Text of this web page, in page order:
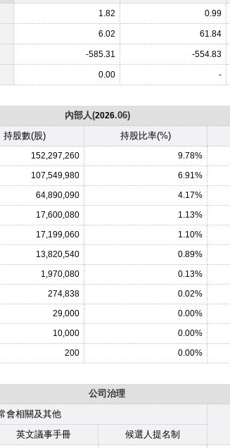
1.82 0.99
6.02 61.84
-585.31 -554.83
0.00 -
內部人(2026.06)
持股數(股) 持股比率(%)
152,297,260 9.78%
107,549,980 6.91%
64,890,090 4.17%
17,600,080 1.13%
17,199,060 1.10%
13,820,540 0.89%
1,970,080 0.13%
274,838 0.02%
29,000 0.00%
10,000 0.00%
200 0.00%
公司治理
會相關及其他
英文議事手冊 候選人提名制